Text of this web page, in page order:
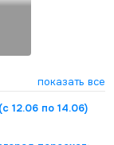
показать все
12.06 по 14.06)